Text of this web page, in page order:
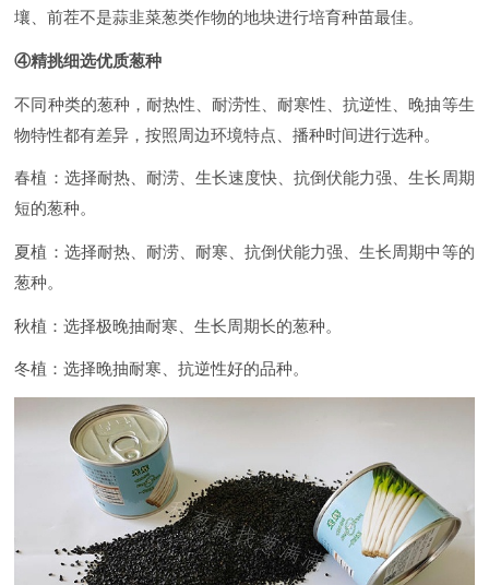
壤、前茬不是蒜韭菜葱类作物的地块进行培育种苗最佳。
④精挑细选优质葱种
不同种类的葱种，耐热性、耐涝性、耐寒性、抗逆性、晚抽等生
物特性都有差异，按照周边环境特点、播种时间进行选种。
春植：选择耐热、耐涝、生长速度快、抗倒伏能力强、生长周期
短的葱种。
夏植：选择耐热、耐涝、耐寒、抗倒伏能力强、生长周期中等的
葱种。
秋植：选择极晚抽耐寒、生长周期长的葱种。
冬植：选择晚抽耐寒、抗逆性好的品种。